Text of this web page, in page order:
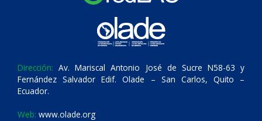
Dirección: Av. Mariscal Antonio José de Sucre N58-63 y
Fernández Salvador Edif. Olade – San Carlos, Quito –
Ecuador.
Web: www.olade.org